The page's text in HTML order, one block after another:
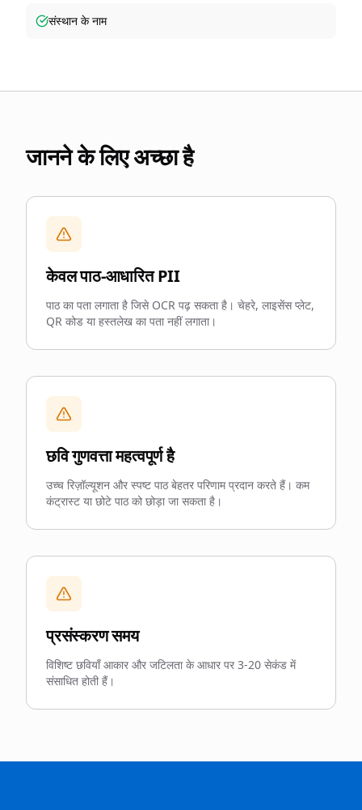
संस्थान के नाम
जानने के लिए अच्छा है
केवल पाठ-आधारित PII
पाठ का पता लगाता है जिसे OCR पढ़ सकता है। चेहरे, लाइसेंस प्लेट,
QR कोड या हस्तलेख का पता नहीं लगाता।
छवि गुणवत्ता महत्वपूर्ण है
उच्च रिज़ॉल्यूशन और स्पष्ट पाठ बेहतर परिणाम प्रदान करते हैं। कम
कंट्रास्ट या छोटे पाठ को छोड़ा जा सकता है।
प्रसंस्करण समय
विशिष्ट छवियाँ आकार और जटिलता के आधार पर 3-20 सेकंड में
संसाधित होती हैं।